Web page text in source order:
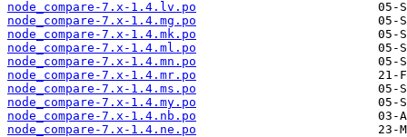
node_compare-7.x-1.4.lv.po
node_compare-7.x-1.4.mg.po
node_compare-7.x-1.4.mk.po
node_compare-7.x-1.4.ml.po
node_compare-7.x-1.4.mn.po
node_compare-7.x-1.4.mr.po
node_compare-7.x-1.4.ms.po
node_compare-7.x-1.4.my.po
node_compare-7.x-1.4.nb.po
node_compare-7.x-1.4.ne.po